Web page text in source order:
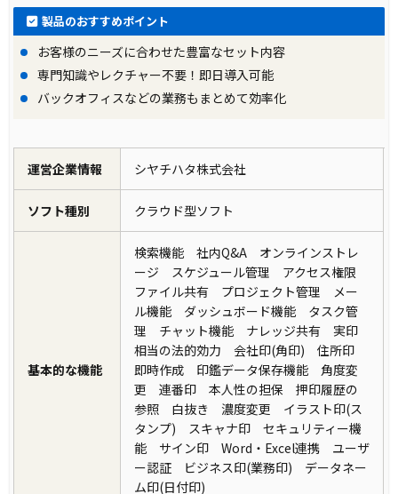
製品のおすすめポイント
お客様のニーズに合わせた豊富なセット内容
専門知識やレクチャー不要！即日導入可能
バックオフィスなどの業務もまとめて効率化
運営企業情報 シヤチハタ株式会社
ソフト種別 クラウド型ソフト
基本的な機能
検索機能 社内Q&A オンラインストレ
ージ スケジュール管理 アクセス権限
ファイル共有 プロジェクト管理 メー
ル機能 ダッシュボード機能 タスク管
理 チャット機能 ナレッジ共有 実印
相当の法的効力 会社印(角印) 住所印
即時作成 印鑑データ保存機能 角度変
更 連番印 本人性の担保 押印履歴の
参照 白抜き 濃度変更 イラスト印(ス
タンプ) スキャナ印 セキュリティー機
能 サイン印 Word・Excel連携 ユーザ
ー認証 ビジネス印(業務印) データネー
ム印(日付印)